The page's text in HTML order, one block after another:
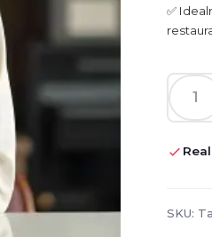
✅
ilość
–
SKU: